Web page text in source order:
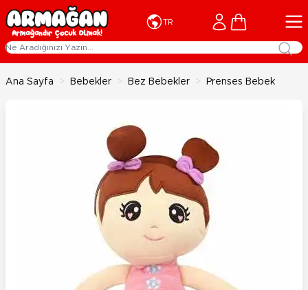
İçeriğe geç
TR Cart
Ana Sayfa > Bebekler > Bez Bebekler > Prenses Bebek